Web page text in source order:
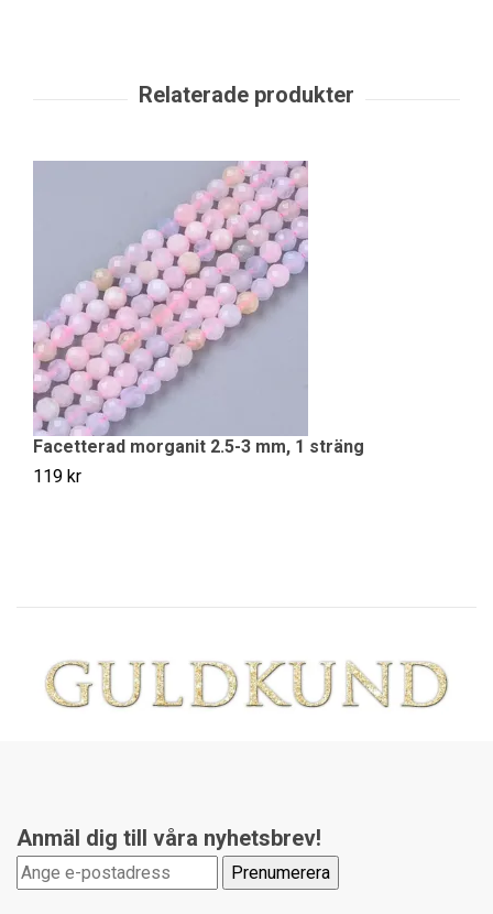
Facetterad morganit 2.5-3 mm, 1 sträng
119 kr
Anmäl dig till våra nyhetsbrev!